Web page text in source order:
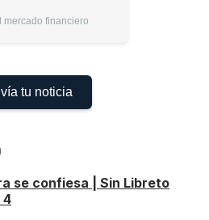
mercado financiero
tu noticia
se confiesa | Sin Libreto
4